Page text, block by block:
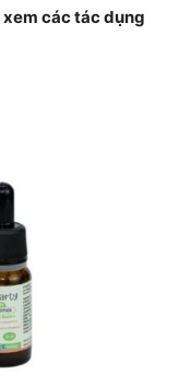
các tác dụng